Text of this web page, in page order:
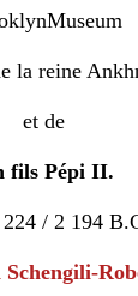
la reine
et de
fils Pépi II.
/ 2 194